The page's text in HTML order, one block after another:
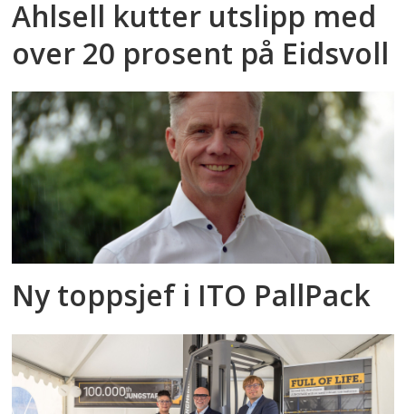
Ahlsell kutter utslipp med
over 20 prosent på Eidsvoll
Ny toppsjef i ITO PallPack